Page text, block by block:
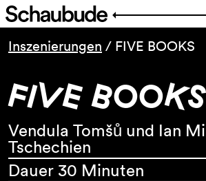
Programm
Service
Über uns
Inszenierungen / FIVE BOOKS
FIVE BOOKS
Vendula Tomšů und Ian
Tschechien
Dauer 30 Minuten